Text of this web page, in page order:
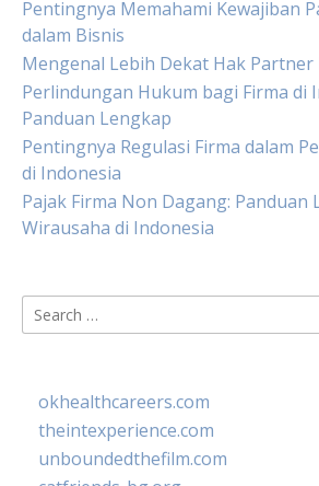
Pentingnya Memahami Kewajiban
dalam Bisnis
Mengenal Lebih Dekat Hak Partner
Perlindungan Hukum bagi Firma di
Panduan Lengkap
Pentingnya Regulasi Firma dalam
di Indonesia
Pajak Firma Non Dagang:
Wirausaha di Indonesia
Search
for:
okhealthcareers.com
theintexperience.com
unboundedthefilm.com